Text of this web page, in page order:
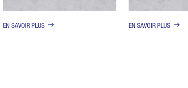
EN SAVOIR PLUS EN SAVOIR PLUS